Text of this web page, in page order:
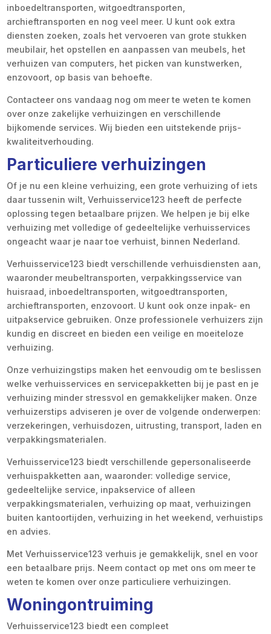
inboedeltransporten, witgoedtransporten,
archieftransporten en nog veel meer. U kunt ook extra
diensten zoeken, zoals het vervoeren van grote stukken
meubilair, het opstellen en aanpassen van meubels, het
verhuizen van computers, het picken van kunstwerken,
enzovoort, op basis van behoefte.
Contacteer ons vandaag nog om meer te weten te komen
over onze zakelijke verhuizingen en verschillende
bijkomende services. Wij bieden een uitstekende prijs-
kwaliteitverhouding.
Particuliere verhuizingen
Of je nu een kleine verhuizing, een grote verhuizing of iets
daar tussenin wilt, Verhuisservice123 heeft de perfecte
oplossing tegen betaalbare prijzen. We helpen je bij elke
verhuizing met volledige of gedeeltelijke verhuisservices
ongeacht waar je naar toe verhuist, binnen Nederland.
Verhuisservice123 biedt verschillende verhuisdiensten aan,
waaronder meubeltransporten, verpakkingsservice van
huisraad, inboedeltransporten, witgoedtransporten,
archieftransporten, enzovoort. U kunt ook onze inpak- en
uitpakservice gebruiken. Onze professionele verhuizers zijn
kundig en discreet en bieden een veilige en moeiteloze
verhuizing.
Onze verhuizingstips maken het eenvoudig om te beslissen
welke verhuisservices en servicepakketten bij je past en je
verhuizing minder stressvol en gemakkelijker maken. Onze
verhuizerstips adviseren je over de volgende onderwerpen:
verzekeringen, verhuisdozen, uitrusting, transport, laden en
verpakkingsmaterialen.
Verhuisservice123 biedt verschillende gepersonaliseerde
verhuispakketten aan, waaronder: volledige service,
gedeeltelijke service, inpakservice of alleen
verpakkingsmaterialen, verhuizing op maat, verhuizingen
buiten kantoortijden, verhuizing in het weekend, verhuistips
en advies.
Met Verhuisservice123 verhuis je gemakkelijk, snel en voor
een betaalbare prijs. Neem contact op met ons om meer te
weten te komen over onze particuliere verhuizingen.
Woningontruiming
Verhuisservice123 biedt een compleet